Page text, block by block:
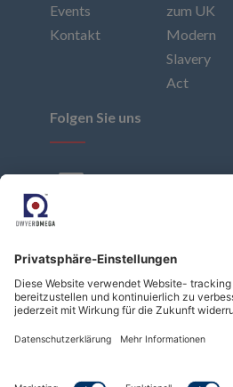
Events
Kontakt
zum UK
Modern
Slavery
Act
Folgen Sie uns
Copyright © Dwyer Instruments,